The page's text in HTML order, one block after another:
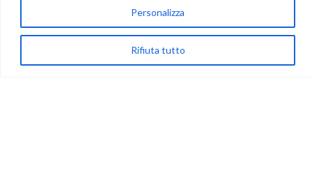
Personalizza
Rifiuta tutto
83024 Monteforte Irpino (AV)
(+39) 081-7777233